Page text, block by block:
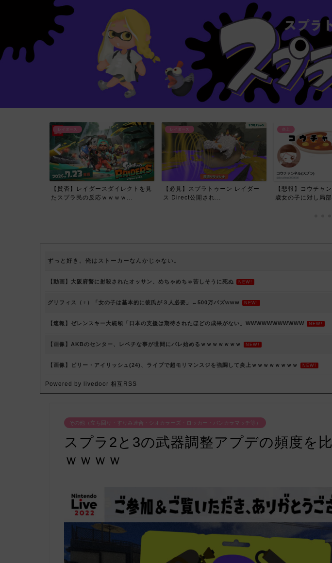
レイダース
【賛否】レイダースダイレクトを見
たスプラ民の反応ｗｗｗｗ...
レイダース
【必見】スプラトゥーン レイダー
ス Direct公開され...
炎上
【悲報】コウチャ
歳女の子に対し局
ずっと好き。俺はストーカーなんかじゃない。
【動画】大阪府警に射殺されたオッサン、めちゃめちゃ苦しそうに死ぬ NEW!
グリフィス（♀）「女の子は基本的に彼氏が３人必要」←500万バズwww NEW!
【速報】ゼレンスキー大統領「日本の支援は期待されたほどの成果がない」WWWWWWWWWWW NEW!
【画像】AKBのセンター、レベチな事が世間にバレ始めるｗｗｗｗｗｗｗ NEW!
【画像】ビリー・アイリッシュ(24)、ライブで超モリマンスジを強調して炎上ｗｗｗｗｗｗｗｗ NEW!
Powered by livedoor 相互RSS
その他（立ち回り・すりみ連合・シオカラーズ・ロッカー・バンカラマッチ等）
スプラ2と3の武器調整アプデの頻度を
ｗｗｗｗ